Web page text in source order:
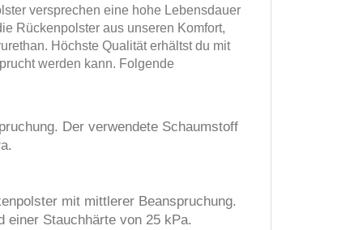
versprechen eine hohe Lebensdauer
Rückenpolster aus unseren Komfort,
Höchste Qualität erhältst du mit
werden kann. Folgende
Der verwendete Schaumstoff
mit mittlerer Beanspruchung.
einer Stauchhärte von 25 kPa.